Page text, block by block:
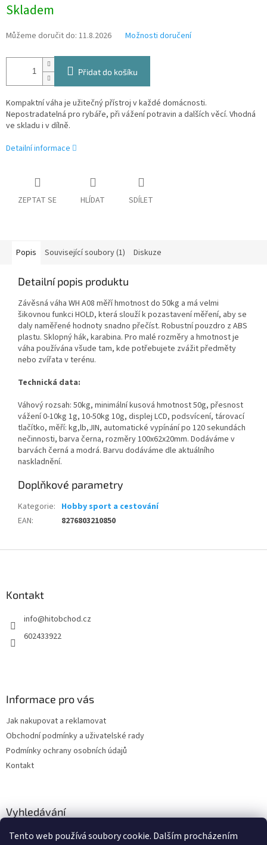
Tento web používá soubory cookie. Dalším procházením
cena:
Skladem
Můžeme doručit do: 11.8.2026 Možnosti doručení
Přidat do košíku
Kompaktní váha je užitečný přístroj v každé domácnosti.
Nepostradatelná pro rybáře, při vážení potravin a dalších věcí. Vhodná
ve skladu i v dílně.
Detailní informace
ZEPTAT SE HLÍDAT SDÍLET
Popis Související soubory (1) Diskuze
Detailní popis produktu
Závěsná váha WH A08 měří hmotnost do 50kg a má velmi
šikovnou funkci HOLD, která slouží k pozastavení měření, aby se
daly naměřené hodnoty snadno přečíst. Robustní pouzdro z ABS
plastu. Sklopný hák, karabina. Pro malé rozměry a hmotnost je
váha používána všude tam, kde potřebujete zvážit předměty
nebo zvířata v terénu.
Technická data:
Váhový rozsah: 50kg, minimální kusová hmotnost 50g, přesnost
vážení 0-10kg 1g, 10-50kg 10g, displej LCD, podsvícení, tárovací
tlačítko, měří: kg,lb,JIN, automatické vypínání po 120 sekundách
nečinnosti, barva černa, rozměry 100x62x20mm. Dodáváme v
barvách černá a modrá. Barvu dodáváme dle aktuálního
naskladnění.
Doplňkové parametry
Kategorie: Hobby sport a cestování
EAN: 8276803210850
Kontakt
info@hitobchod.cz
602433922
Informace pro vás
Jak nakupovat a reklamovat
Obchodní podmínky a uživatelské rady
Podmínky ochrany osobních údajů
Kontakt
Vyhledávání
HLEDAT